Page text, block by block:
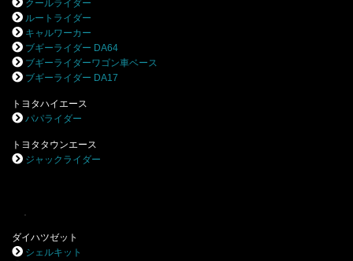
クールライダー
ルートライダー
キャルワーカー
ブギーライダー DA64
ブギーライダーワゴン車ベース
ブギーライダー DA17
トヨタハイエース
パパライダー
トヨタタウンエース
ジャックライダー
.
ダイハツゼット
シェルキット